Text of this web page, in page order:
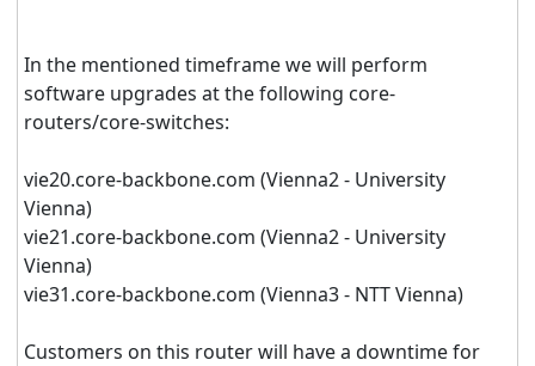
In the mentioned timeframe we will perform
software upgrades at the following core-
routers/core-switches:
vie20.core-backbone.com (Vienna2 - University
Vienna)
vie21.core-backbone.com (Vienna2 - University
Vienna)
vie31.core-backbone.com (Vienna3 - NTT Vienna)
Customers on this router will have a downtime for